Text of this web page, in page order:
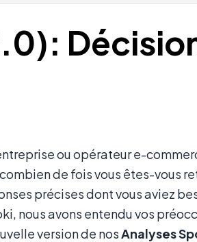
ou opérateur e-
de fois vous êtes-vous
précises dont vous aviez
nous avons entendu vos
version de nosAnalyses